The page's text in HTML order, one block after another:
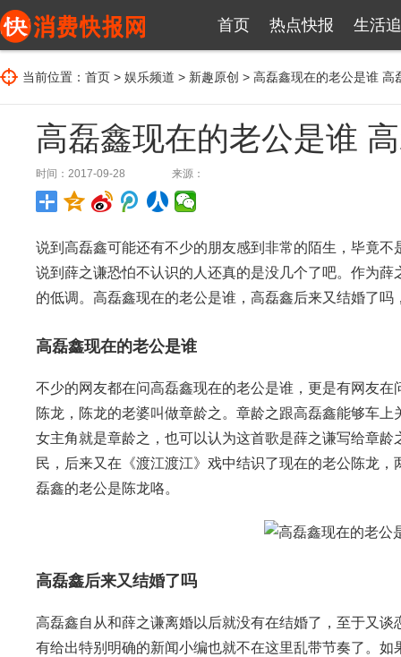
首页 热点快报 生活
当前位置： 首页 > 娱乐频道 > 新趣原创 > 高磊鑫现在的老公是谁 高
高磊鑫现在的老公是谁
时间：2017-09-28 来源：
说到高磊鑫可能还有不少的朋友感到非常的陌生，毕竟
说到薛之谦恐怕不认识的人还真的是没几个了吧。作为
的低调。高磊鑫现在的老公是谁，高磊鑫后来又结婚了吗
高磊鑫现在的老公是谁
不少的网友都在问高磊鑫现在的老公是谁，更是有网友
陈龙，陈龙的老婆叫做章龄之。章龄之跟高磊鑫能够车
女主角就是章龄之，也可以认为这首歌是薛之谦写给章
民，后来又在《渡江渡江》戏中结识了现在的老公陈龙
磊鑫的老公是陈龙咯。
高磊鑫后来又结婚了吗
高磊鑫自从和薛之谦离婚以后就没有在结婚了，至于又
有给出特别明确的新闻小编也就不在这里乱带节奏了。